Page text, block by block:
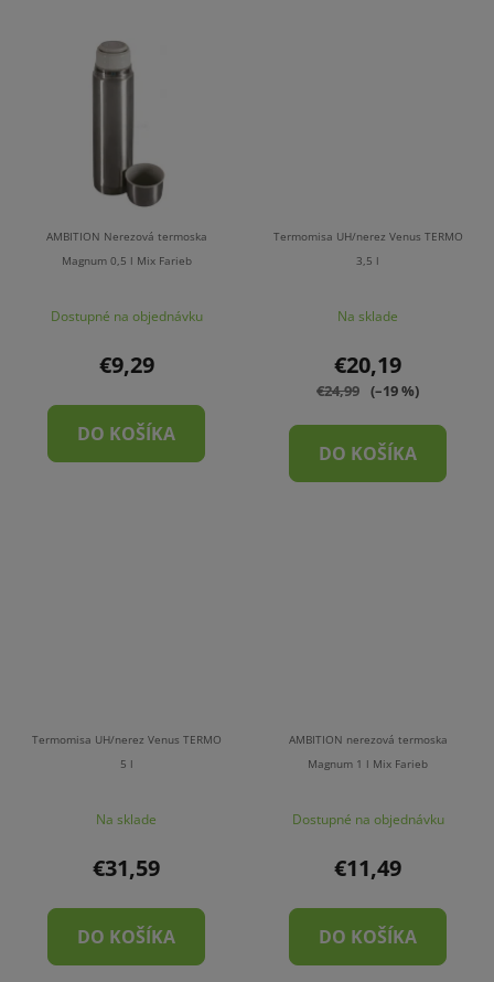
AMBITION Nerezová termoska
Magnum 0,5 l Mix Farieb
Dostupné na objednávku
€9,29
DO KOŠÍKA
Termomisa UH/nerez Venus TERMO
3,5 l
Na sklade
€20,19
€24,99 (–19 %)
DO KOŠÍKA
Termomisa UH/nerez Venus TERMO
5 l
Na sklade
€31,59
DO KOŠÍKA
AMBITION nerezová termoska
Magnum 1 l Mix Farieb
Dostupné na objednávku
€11,49
DO KOŠÍKA